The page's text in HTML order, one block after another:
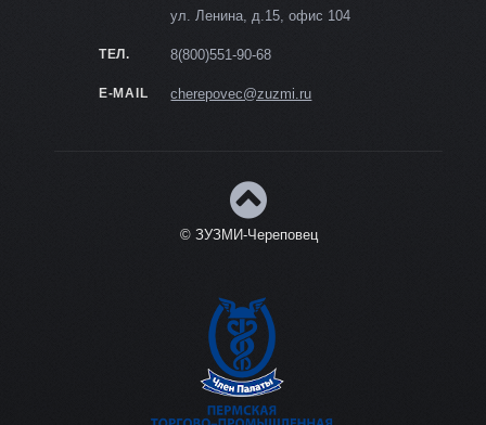
ул. Ленина, д.15, офис 104
ТЕЛ. 8(800)551-90-68
E-MAIL cherepovec@zuzmi.ru
© ЗУЗМИ-Череповец